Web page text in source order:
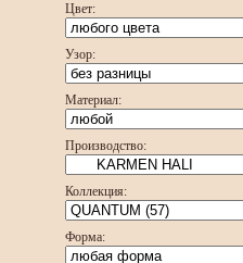
Цвет:
Узор:
Материал:
Производство:
Коллекция:
Форма: